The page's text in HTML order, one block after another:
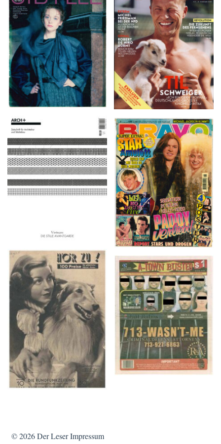
VANITY FAIR – Nr. 7 –
8. Februar 2007
SIBYLLE 6/89
ARCH+ Nr. 226, Herbst
2016
BRAVO – Nr. 8, 13. Febr.
1997
HÖR ZU! – 1949,
NUMMER 10, Woche
vom 27. Februar bis 05.
März
A-TOWN BUSTED –
8/15/16–9/1/16
© 2026Der Leser Impressum